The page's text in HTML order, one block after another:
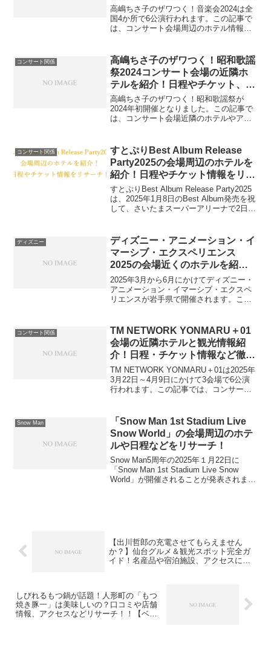
リサーチ！
高嶋ちさ子のザワつく！音楽会2024は全
国4か所で6公演行われます。この記事で
は、コンサート会場周辺のホテル情報や
情報についてもまとめましたので、この
記事を読んでいただき...
コンサート関係
高嶋ちさ子のザワつく！昭和歌謡
祭2024コンサート会場の近隣ホ
テルを紹介！日程やチケット、ゲ
スト情報も紹介！
高嶋ちさ子のザワつく！昭和歌謡祭が
2024年初開催となりました。この記事で
は、コンサート会場近隣のホテルやアク
いてもまとめて紹介します。この記事を
最後まで読んでいただき...
コンサート関係
すとぷりBest Album Release
Party2025の会場周辺のホテルを
紹介！日程やチケット情報をリサ
ーチ！
すとぷりBest Album Release Party2025
は、2025年1月8日のBest Album発売を祝
して、さいたまスーパーアリーナで2日間
の情報もまと...
ディズニー
ディズニー・アニメーション・イ
マーシブ・エクスペリエンス
2025の会場近くのホテルを紹
介！日程・チケット情報など徹底
調査
2025年3月から6月にかけてディズニー・
アニメーション・イマーシブ・エクスペ
リエンスが岩手県で開催されます。この
トの情報についてもまとめました。この
記事を読んでいただ...
コンサート関係
TM NETWORK YONMARU＋01
会場の近隣ホテルと観光情報紹
介！日程・チケット情報など徹底
調査！
TM NETWORK YONMARU＋01は2025年
3月22日～4月9日にかけて3会場で6公演
行われます。この記事では、コンサート
めましたので、この記事を読んでいた
だ...
Snow Man
「Snow Man 1st Stadium Live
Snow World」の会場周辺のホテ
ルや日程などをリサーチ！
Snow Man5周年の2025年１月22日に
「Snow Man 1st Stadium Live Snow
World」が開催されることが発表されまし
【出川哲郎の充電させてもらえません
か？】仙台グルメ＆観光スポット完全ガ
イド！名産品や宿泊施設、アクセスにつ
しびれるもつ鍋が話題！人形町の「もつ
焼き豚一」は美味しいの？口コミや店舗
情報、アクセスなどリサーチ！！【ベス